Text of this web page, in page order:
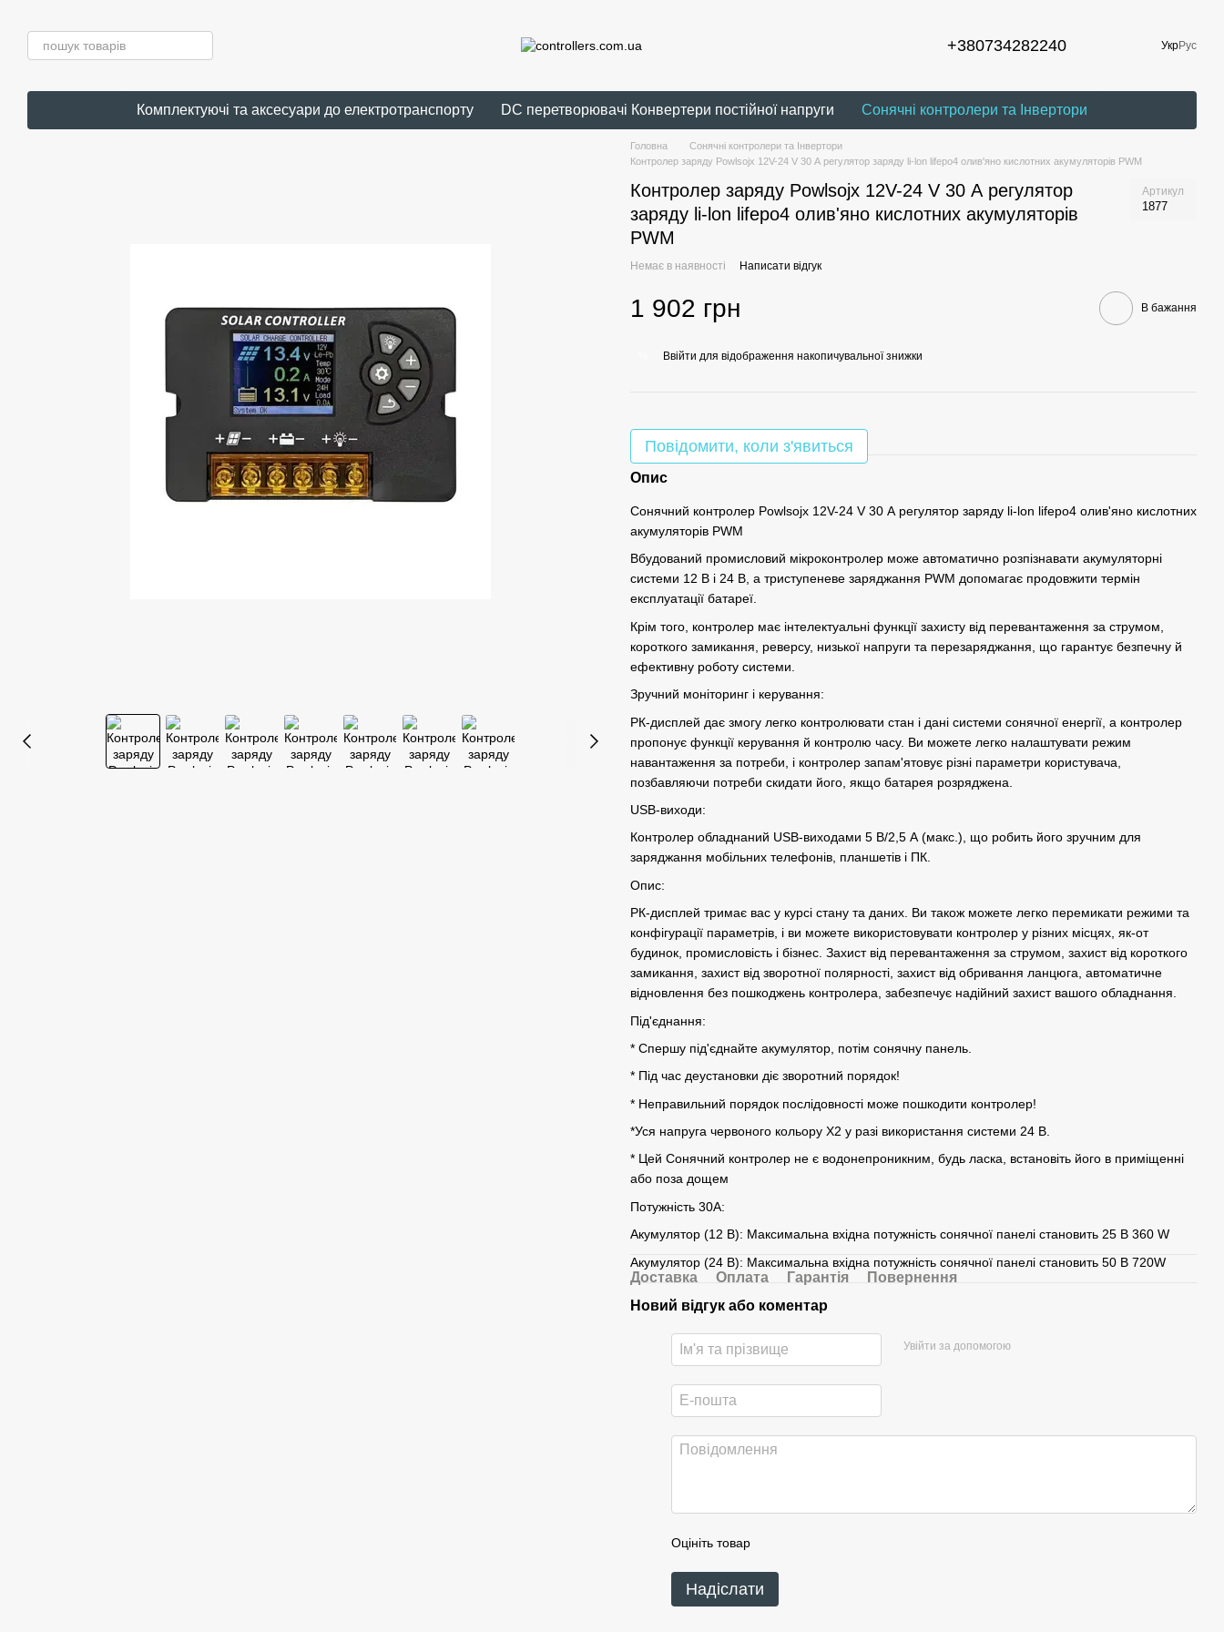
+380734282240 УкрРус
Комплектуючі та аксесуари до електротранспорту DC перетворювачі Конвертери постійної напруги Сонячні контролери та Інвертори
Головна
Сонячні контролери та Інвертори
Контролер заряду Powlsojx 12V-24 V 30 А регулятор заряду li-lon lifepo4 олив'яно кислотних акумуляторів PWM
Контролер заряду Powlsojx 12V-24 V 30 А регулятор
заряду li-lon lifepo4 олив'яно кислотних акумуляторів
PWM
Артикул
1877
Немає в наявності Написати відгук
1 902 грн В бажання
Ввійти для відображення накопичувальної знижки
Повідомити, коли з'явиться
Опис
Сонячний контролер Powlsojx 12V-24 V 30 А регулятор заряду li-lon lifepo4 олив'яно кислотних
акумуляторів PWM
Вбудований промисловий мікроконтролер може автоматично розпізнавати акумуляторні
системи 12 В і 24 В, а триступеневе заряджання PWM допомагає продовжити термін
експлуатації батареї.
Крім того, контролер має інтелектуальні функції захисту від перевантаження за струмом,
короткого замикання, реверсу, низької напруги та перезаряджання, що гарантує безпечну й
ефективну роботу системи.
Зручний моніторинг і керування:
РК-дисплей дає змогу легко контролювати стан і дані системи сонячної енергії, а контролер
пропонує функції керування й контролю часу. Ви можете легко налаштувати режим
навантаження за потреби, і контролер запам'ятовує різні параметри користувача,
позбавляючи потреби скидати його, якщо батарея розряджена.
USB-виходи:
Контролер обладнаний USB-виходами 5 В/2,5 А (макс.), що робить його зручним для
заряджання мобільних телефонів, планшетів і ПК.
Опис:
РК-дисплей тримає вас у курсі стану та даних. Ви також можете легко перемикати режими та
конфігурації параметрів, і ви можете використовувати контролер у різних місцях, як-от
будинок, промисловість і бізнес. Захист від перевантаження за струмом, захист від короткого
замикання, захист від зворотної полярності, захист від обривання ланцюга, автоматичне
відновлення без пошкоджень контролера, забезпечує надійний захист вашого обладнання.
Під'єднання:
* Спершу під'єднайте акумулятор, потім сонячну панель.
* Під час деустановки діє зворотний порядок!
* Неправильний порядок послідовності може пошкодити контролер!
*Уся напруга червоного кольору Х2 у разі використання системи 24 В.
* Цей Сонячний контролер не є водонепроникним, будь ласка, встановіть його в приміщенні
або поза дощем
Потужність 30A:
Акумулятор (12 В): Максимальна вхідна потужність сонячної панелі становить 25 В 360 W
Акумулятор (24 В): Максимальна вхідна потужність сонячної панелі становить 50 В 720W
Доставка Оплата Гарантія
Повернення
Новий відгук або коментар
Увійти за допомогою
Оцініть товар
Надіслати